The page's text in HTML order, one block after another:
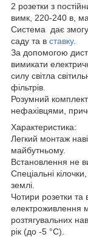
2 розетки з
вимк, 220-240 в,
Система дає змогу
саду та в ставку.
За допомогою
вимикати
силу світла
фільтрів.
Розумний
нефахівцями,
Характеристика:
Легкий монтаж
майбутньому.
Встановлення не
Спеціальні
землі.
Чотири розетки та
електроживлення
розтягувальних
рік (до -5 °C).